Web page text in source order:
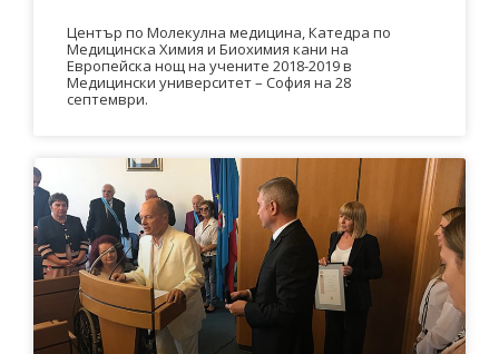
Център по Молекулна медицина, Катедра по
Медицинска Химия и Биохимия кани на
Европейска нощ на учените 2018-2019 в
Медицински университет – София на 28
септември.